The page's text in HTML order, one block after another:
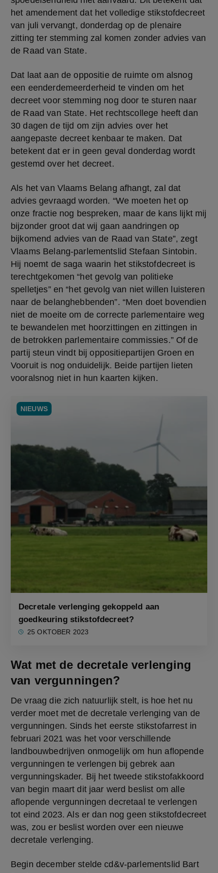
het amendement dat het volledige stikstofdecreet
van juli vervangt, donderdag op de plenaire
zitting ter stemming zal komen zonder advies van
de Raad van State.
Dat laat aan de oppositie de ruimte om alsnog
een eenderdemeerderheid te vinden om het
decreet voor stemming nog door te sturen naar
de Raad van State. Het rechtscollege heeft dan
30 dagen de tijd om zijn advies over het
aangepaste decreet kenbaar te maken. Dat
betekent dat er in geen geval donderdag wordt
gestemd over het decreet.
Als het van Vlaams Belang afhangt, zal dat
advies gevraagd worden. “We moeten het op
onze fractie nog bespreken, maar de kans lijkt mij
bijzonder groot dat wij gaan aandringen op
bijkomend advies van de Raad van State”, zegt
Vlaams Belang-parlementslid Stefaan Sintobin.
Hij noemt de saga waarin het stikstofdecreet is
terechtgekomen “het gevolg van politieke
spelletjes” en “het gevolg van niet willen luisteren
naar de belanghebbenden”. “Men doet bovendien
niet de moeite om de correcte parlementaire weg
te bewandelen met hoorzittingen en zittingen in
de betrokken parlementaire commissies.” Of de
partij steun vindt bij oppositiepartijen Groen en
Vooruit is nog onduidelijk. Beide partijen lieten
vooralsnog niet in hun kaarten kijken.
NIEUWS
Decretale verlenging gekoppeld aan
goedkeuring stikstofdecreet?
25 OKTOBER 2023
Wat met de decretale verlenging
van vergunningen?
De vraag die zich natuurlijk stelt, is hoe het nu
verder moet met de decretale verlenging van de
vergunningen. Sinds het eerste stikstofarrest in
februari 2021 was het voor verschillende
landbouwbedrijven onmogelijk om hun aflopende
vergunningen te verlengen bij gebrek aan
vergunningskader. Bij het tweede stikstofakkoord
van begin maart dit jaar werd beslist om alle
aflopende vergunningen decretaal te verlengen
tot eind 2023. Als er dan nog geen stikstofdecreet
was, zou er beslist worden over een nieuwe
decretale verlenging.
Begin december stelde cd&v-parlementslid Bart